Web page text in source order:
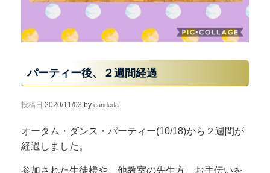
パーティー後、２週間経過
投稿日 2020/11/03 by eandeda
オータム・ダンス・パーティー(10/18)から２週間が
経過しました。
参加された生徒様や、他教室の先生方、お手伝いを